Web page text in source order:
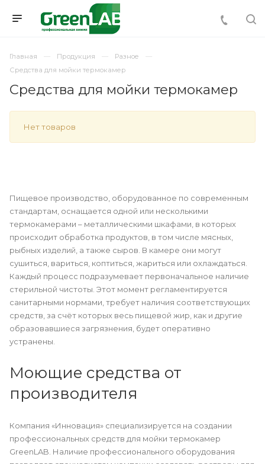
Главная Продукция
Разное
Средства для мойки термокамер
Средства для мойки термокамер
Нет товаров
Пищевое производство, оборудованное по современным
стандартам, оснащается одной или несколькими
термокамерами – металлическими шкафами, в которых
происходит обработка продуктов, в том числе мясных,
рыбных изделий, а также сыров. В камере они могут
сушиться, вариться, коптиться, жариться или охлаждаться.
Каждый процесс подразумевает первоначальное наличие
стерильной чистоты. Этот момент регламентируется
санитарными нормами, требует наличия соответствующих
средств, за счёт которых весь пищевой жир, как и другие
образовавшиеся загрязнения, будет оперативно
устранены.
Моющие средства от
производителя
Компания «Инновация» специализируется на создании
профессиональных средств для мойки термокамер
GreenLAB. Наличие профессионального оборудования